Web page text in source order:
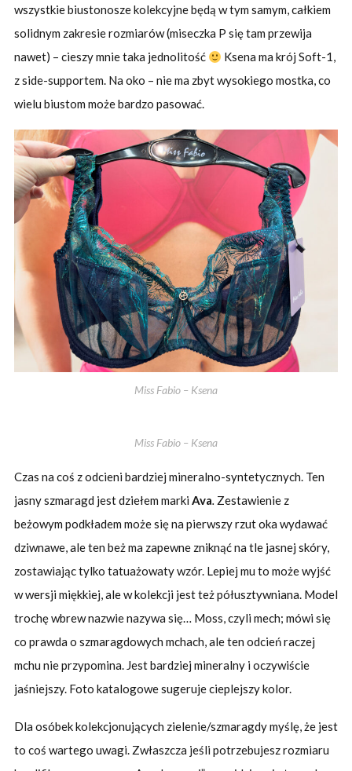
wszystkie biustonosze kolekcyjne będą w tym samym, całkiem
solidnym zakresie rozmiarów (miseczka P się tam przewija
nawet) – cieszy mnie taka jednolitość
Ksena ma krój Soft-1,
z side-supportem. Na oko – nie ma zbyt wysokiego mostka, co
wielu biustom może bardzo pasować.
Miss Fabio – Ksena
Miss Fabio – Ksena
Czas na coś z odcieni bardziej mineralno-syntetycznych. Ten
jasny szmaragd jest dziełem marki Ava. Zestawienie z
beżowym podkładem może się na pierwszy rzut oka wydawać
dziwnawe, ale ten beż ma zapewne zniknąć na tle jasnej skóry,
zostawiając tylko tatuażowaty wzór. Lepiej mu to może wyjść
w wersji miękkiej, ale w kolekcji jest też półusztywniana. Model
trochę wbrew nazwie nazywa się… Moss, czyli mech; mówi się
co prawda o szmaragdowych mchach, ale ten odcień raczej
mchu nie przypomina. Jest bardziej mineralny i oczywiście
jaśniejszy. Foto katalogowe sugeruje cieplejszy kolor.
Dla osóbek kolekcjonujących zielenie/szmaragdy myślę, że jest
to coś wartego uwagi. Zwłaszcza jeśli potrzebujesz rozmiaru